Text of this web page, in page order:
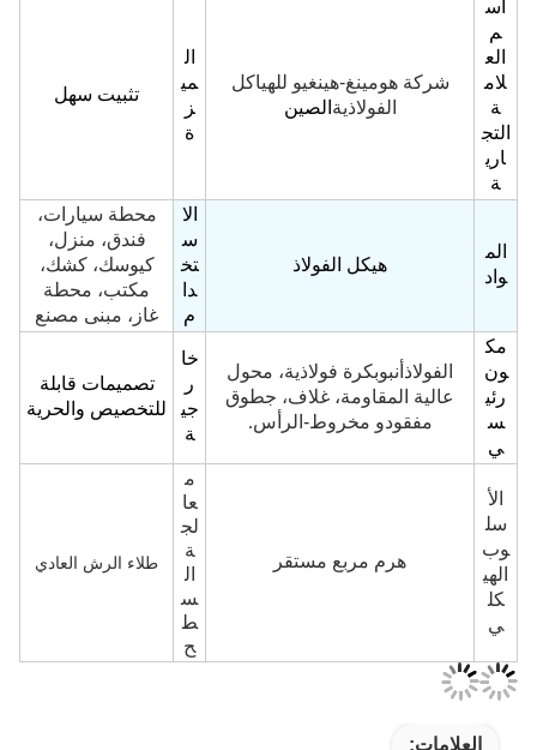
اس
م
الع
لام
ة
التج
اري
شركة هومينغ-هينغيو للهياكل
ال
مي
ز
الم
الا
س
تخ
دا
م
محطة سيارات،
فندق، منزل،
كيوسك، كشك،
مكتب، محطة
مك
ون
رئي
س
ي
الفولاذ أنبوب كرة فولاذية، محول
عالية المقاومة، غلاف، ج طوق
مفقودو مخروط-الرأس.
خا
ر
جي
تصميمات قابلة
الأ
سل
وب
الهي
كل
ي
عا
لج
ال
ط